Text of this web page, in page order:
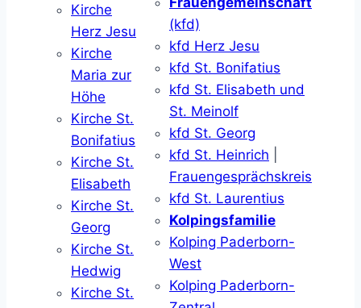
Kirche
Herz Jesu
Kirche
Maria zur
Höhe
Kirche St.
Bonifatius
Kirche St.
Elisabeth
Kirche St.
Georg
Kirche St.
Hedwig
Kirche St.
(kfd)
kfd Herz Jesu
kfd St. Bonifatius
kfd St. Elisabeth und
St. Meinolf
kfd St. Georg
kfd St. Heinrich
Frauengesprächskreis
kfd St. Laurentius
Kolpingsfamilie
Kolping Paderborn-
West
Kolping Paderborn-